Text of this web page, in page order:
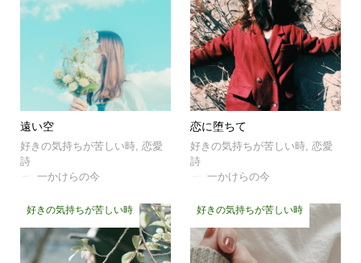
遠い空
好きの気持ちが苦しい時, 恋愛
詩
一かけらの今
恋に堕ちて
好きの気持ちが苦しい時 ,恋愛
詩
一かけらの今
好きの気持ちが苦しい時 好きの気持ちが苦しい時